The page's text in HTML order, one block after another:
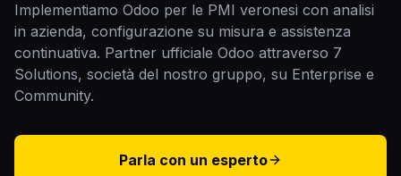
Implementiamo Odoo per le PMI veronesi con analisi
in azienda, configurazione su misura e assistenza
continuativa. Partner ufficiale Odoo attraverso 7
Solutions, società del nostro gruppo, su Enterprise e
Community.
Parla con un esperto